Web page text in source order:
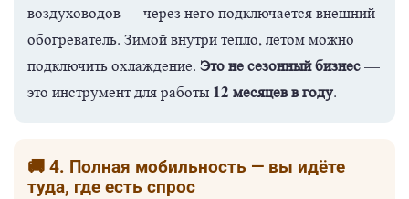
воздуховодов — через него подключается внешний
обогреватель. Зимой внутри тепло, летом можно
подключить охлаждение. Это не сезонный бизнес—
это инструмент для работы 12 месяцев в году.
🚚 4. Полная мобильность — вы идёте
туда, где есть спрос